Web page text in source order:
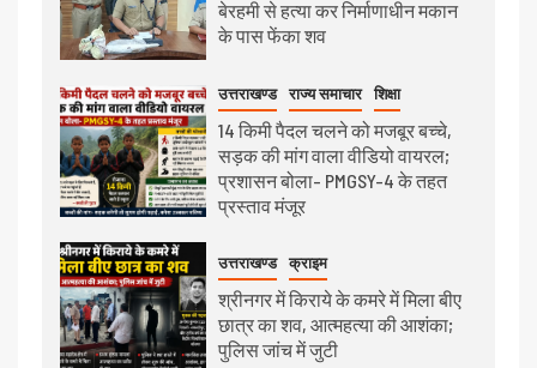
बेरहमी से हत्या कर निर्माणाधीन मकान
के पास फेंका शव
उत्तराखण्ड राज्य समाचार शिक्षा
14 किमी पैदल चलने को मजबूर बच्चे,
सड़क की मांग वाला वीडियो वायरल;
प्रशासन बोला- PMGSY-4 के तहत
प्रस्ताव मंजूर
उत्तराखण्ड क्राइम
श्रीनगर में किराये के कमरे में मिला बीए
छात्र का शव, आत्महत्या की आशंका;
पुलिस जांच में जुटी